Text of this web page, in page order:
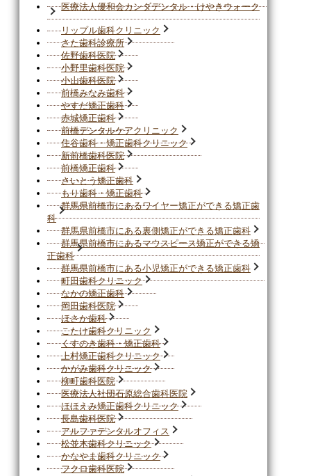
医療法人優和会カンダデンタル・けやきウォーク
リップル歯科クリニック
さた歯科診療所
佐野歯科医院
小野里歯科医院
小山歯科医院
前橋みなみ歯科
やすだ矯正歯科
赤城矯正歯科
前橋デンタルケアクリニック
住谷歯科・矯正歯科クリニック
新前橋歯科医院
前橋矯正歯科
さいとう矯正歯科
もり歯科・矯正歯科
群馬県前橋市にあるワイヤー矯正ができる矯正歯
科
群馬県前橋市にある裏側矯正ができる矯正歯科
群馬県前橋市にあるマウスピース矯正ができる矯
正歯科
群馬県前橋市にある小児矯正ができる矯正歯科
町田歯科クリニック
なかの矯正歯科
岡田歯科医院
ほさか歯科
こたけ歯科クリニック
くすのき歯科・矯正歯科
上村矯正歯科クリニック
かがみ歯科クリニック
柳町歯科医院
医療法人社団石原総合歯科医院
ほほえみ矯正歯科クリニック
長島歯科医院
アルファデンタルオフィス
松並木歯科クリニック
かなやま歯科クリニック
フクロ歯科医院